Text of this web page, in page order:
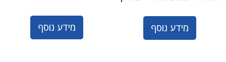
מידע נוסף מידע נוסף